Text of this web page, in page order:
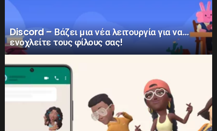
Discord – Βάζει μια νέα λειτουργία για να…
ενοχλείτε τους φίλους σας!